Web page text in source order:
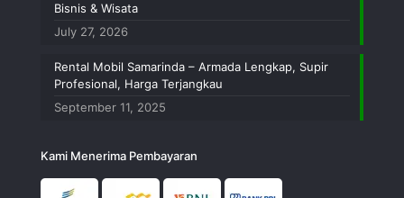
Bisnis & Wisata
July 27, 2026
Rental Mobil Samarinda – Armada Lengkap, Supir
Profesional, Harga Terjangkau
September 11, 2025
Kami Menerima Pembayaran